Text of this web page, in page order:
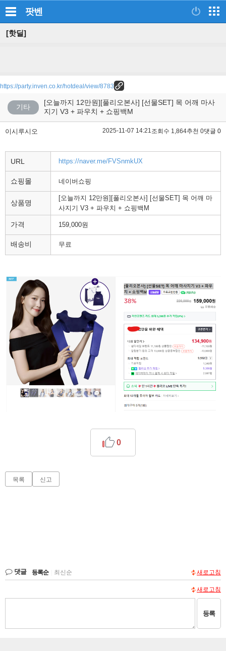
팟벤
[핫딜]
https://party.inven.co.kr/hotdeal/view/8783
기타
[오늘까지 12만원][풀리오본사] [선물SET] 목 어깨 마사
지기 V3 + 파우치 + 쇼핑백M
이시루시오 2025-11-07 14:21조회수 1,864추천 0댓글 0
URL https://naver.me/FVSnmkUX
쇼핑몰 네이버쇼핑
상품명
[오늘까지 12만원][풀리오본사] [선물SET] 목 어깨 마
사지기 V3 + 파우치 + 쇼핑백M
가격 159,000원
배송비 무료
0
목록 신고
댓글 등록순 최신순 새로고침
새로고침
등록